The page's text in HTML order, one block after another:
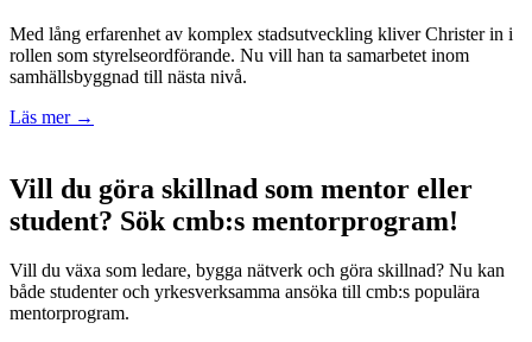
Med lång erfarenhet av komplex stadsutveckling kliverChristerin i
rollen som styrelseordförande. Nu vill han ta samarbetet inom
samhällsbyggnad till nästa nivå.
Läs mer →
Vill du göra skillnad som mentor eller
student? Sök cmb:s mentorprogram!
Vill du växa som ledare, bygga nätverk och göra skillnad? Nu kan
både studenteroch yrkesverksamma ansöka till cmb:s populära
mentorprogram.